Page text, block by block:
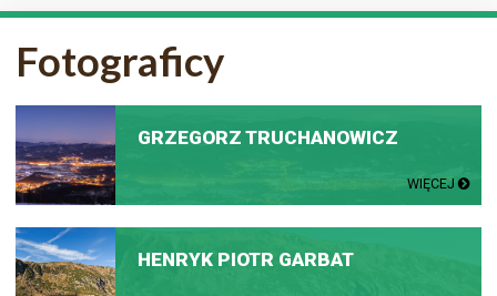
Fotograficy
GRZEGORZ TRUCHANOWICZ
WIĘCEJ
HENRYK PIOTR GARBAT